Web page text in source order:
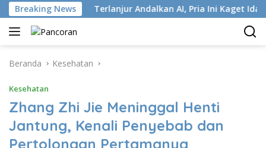
Langsung
ke
konten
Breaking News
ISP Terlanjur Andalkan AI, Pria Ini Kaget Idap
Beranda Kesehatan
Kesehatan
Zhang Zhi Jie Meninggal Henti
Jantung, Kenali Penyebab dan
Pertolongan Pertamanya